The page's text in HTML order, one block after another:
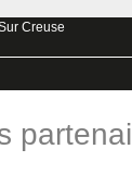
Creuse